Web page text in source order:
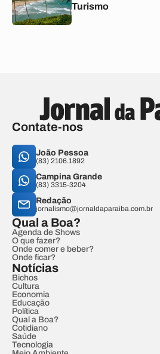
Turismo
Contate-nos
João Pessoa
(83) 2106.1892
Campina Grande
(83) 3315-3204
Redação
jornalismo@jornaldaparaiba.com.br
Qual a Boa?
Agenda de Shows
O que fazer?
Onde comer e beber?
Onde ficar?
Notícias
Bichos
Cultura
Economia
Educação
Política
Qual a Boa?
Cotidiano
Saúde
Tecnologia